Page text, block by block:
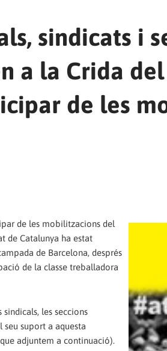
sindicats i
a la Crida
de les
de les mobilitzacions del
de Catalunya ha estat
de Barcelona, després
de la classe treballadora
les seccions
seu suport a aquesta
adjuntem a continuació).